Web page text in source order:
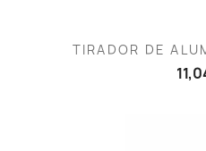
TIRADOR DE